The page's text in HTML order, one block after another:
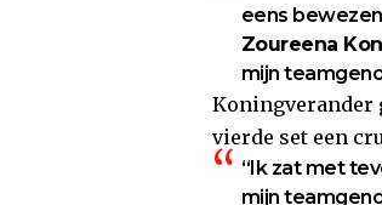
eens
Zoureena
mijn
Koningverander
vierde set een
“Ik zat met
mijn